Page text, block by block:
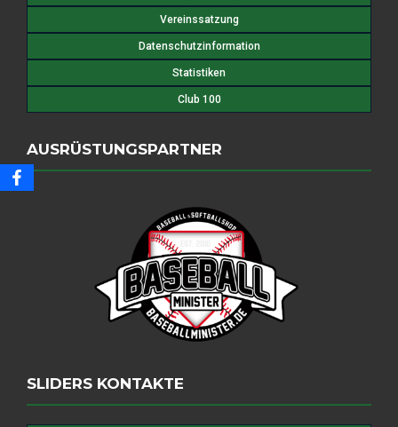
Vereinssatzung
Datenschutzinformation
Statistiken
Club 100
AUSRÜSTUNGSPARTNER
SLIDERS KONTAKTE